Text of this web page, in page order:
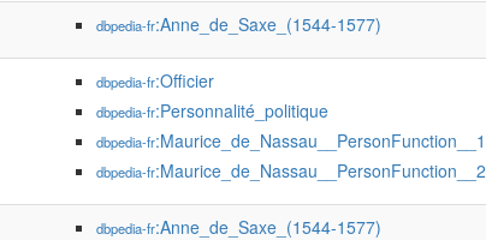
dbpedia-fr:Anne_de_Saxe_(1544-1577)
dbpedia-fr:Officier
dbpedia-fr:Personnalité_politique
dbpedia-fr:Maurice_de_Nassau__PersonFunction__1
dbpedia-fr:Maurice_de_Nassau__PersonFunction__2
dbpedia-fr:Anne_de_Saxe_(1544-1577)